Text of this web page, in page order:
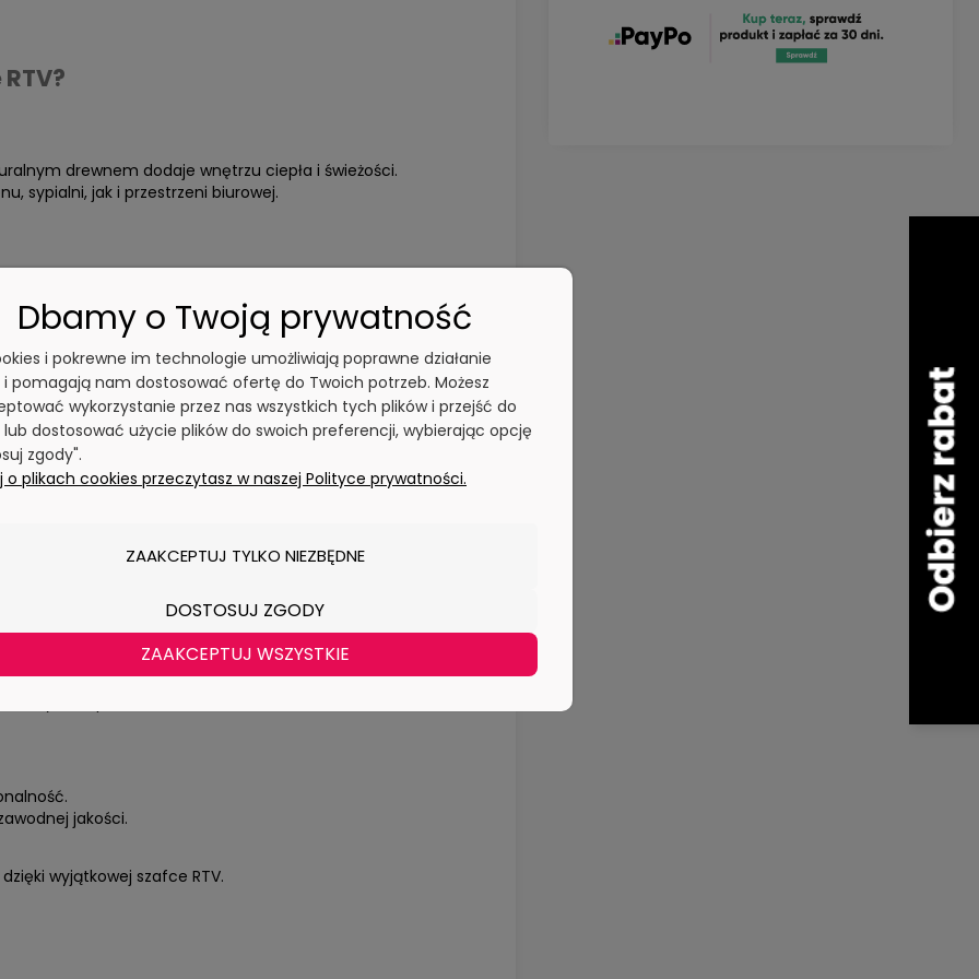
drewnem dodaje wnętrzu ciepła i świeżości.
sypialni, jak i przestrzeni biurowej.
przechowywanie i organizację.
zapewniają niezawodność przez lata.
użytkowanie.
RTV i akcesoriów.
jakości.
wyjątkowej szafce RTV.
Dbamy o Twoją prywatność
i pokrewne im technologie umożliwiają poprawne działanie
pomagają nam dostosować ofertę do Twoich potrzeb. Możesz
wykorzystanie przez nas wszystkich tych plików i przejść do
lub dostosować użycie plików do swoich preferencji, wybierając opcję
zgody".
o plikach cookies przeczytasz w naszej Polityce prywatności.
ZAAKCEPTUJ TYLKO NIEZBĘDNE
DOSTOSUJ ZGODY
ZAAKCEPTUJ WSZYSTKIE